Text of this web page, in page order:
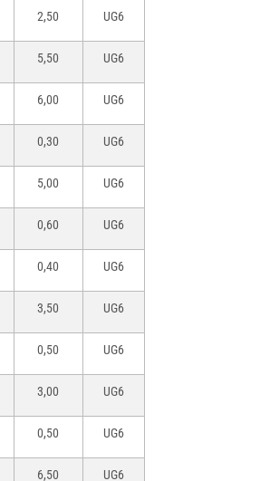
2,50 UG6
5,50 UG6
6,00 UG6
0,30 UG6
5,00 UG6
0,60 UG6
0,40 UG6
3,50 UG6
0,50 UG6
3,00 UG6
0,50 UG6
6,50 UG6